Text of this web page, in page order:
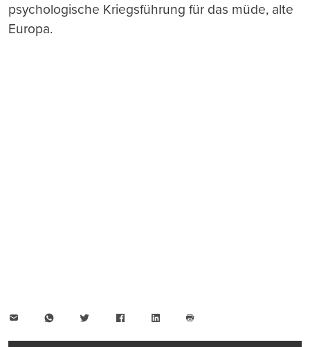
psychologische Kriegsführung für das müde, alte
Europa.
WhatsAppTwitter FacebookLinkedIn
drucken